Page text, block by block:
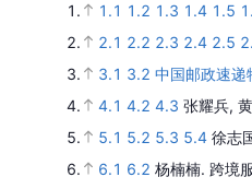
1. 1.1 1.2 1.3 1.4 1.5
2.
2.1 2.2 2.3 2.4 2.5
3.
3.1 3.2 中国邮政速递
4.
4.1 4.2 4.3 张耀兵,
5.
5.1 5.2 5.3 5.4 徐志
6.
6.1 6.2 杨楠楠. 跨境